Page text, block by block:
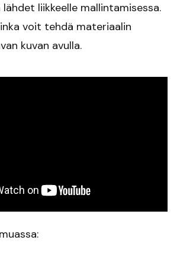
liikkeelle mallintamisessa.
voit tehdä materiaalin
kuvan avulla.